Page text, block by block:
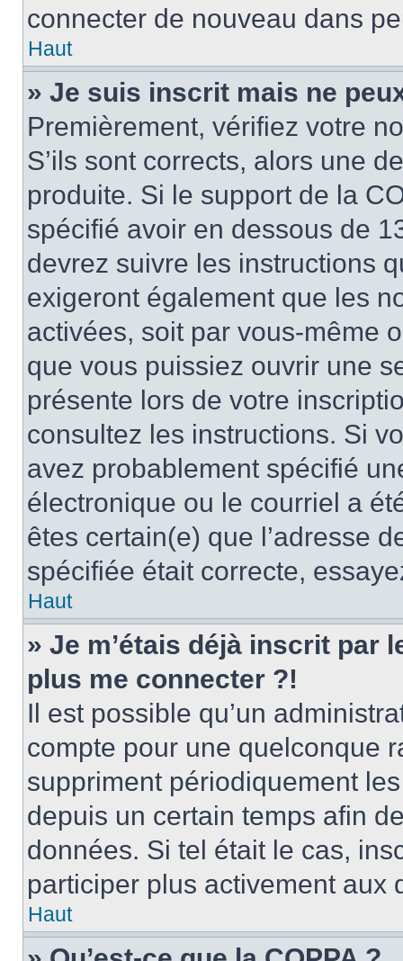
connecter de nouveau dans
Haut
» Je suis inscrit mais ne
Premièrement, vérifiez votre
S’ils sont corrects, alors une
produite. Si le support de la
spécifié avoir en dessous de
devrez suivre les instructions
exigeront également que les
activées, soit par vous-même
que vous puissiez ouvrir une
présente lors de votre
consultez les instructions. Si
avez probablement spécifié
électronique ou le courriel a
êtes certain(e) que l’adresse
spécifiée était correcte,
Haut
» Je m’étais déjà inscrit par
plus me connecter ?!
Il est possible qu’un
compte pour une quelconque
suppriment périodiquement
depuis un certain temps afin
données. Si tel était le cas,
participer plus activement aux
Haut